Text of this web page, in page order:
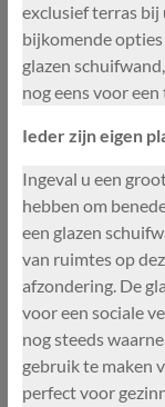
exclusief terras bij
bijkomende
glazen
nog eens voor
Ieder zijn eigen
Ingeval u een
hebben om
een glazen
van ruimtes op
afzondering. De
voor een sociale
nog steeds
gebruik te maken
perfect voor